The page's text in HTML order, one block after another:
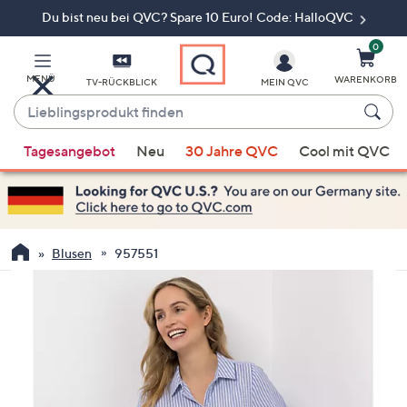
Du bist neu bei QVC? Spare 10 Euro! Code: HalloQVC
MENÜ TV-RÜCKBLICK
Lieblingsprodukt
finden
Vorschläge
verfügbar
sind,
verwenden
Sie
MEIN QVC
0
WARENKORB
Tagesangebot Neu 30 Jahre QVC Cool mit QVC
Blusen 957551